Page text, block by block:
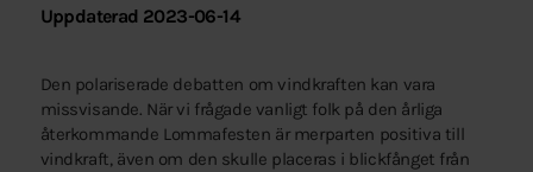
Uppdaterad 2023-06-14
Den polariserade debatten om vindkraften kan vara
missvisande. När vi frågade vanligt folk på den årliga
återkommande Lommafesten är merparten positiva till
vindkraft, även om den skulle placeras i blickfånget från